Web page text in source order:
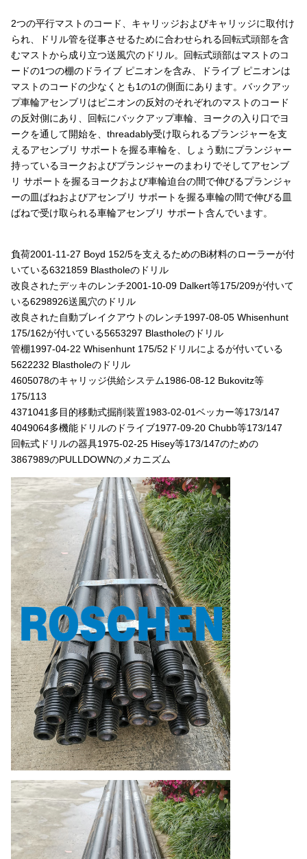
2つの平行マストのコード、キャリッジおよびキャリッジに取付け
られ、ドリル管を従事させるために合わせられる回転式頭部を含
むマストから成り立つ送風穴のドリル。回転式頭部はマストのコ
ードの1つの棚のドライブ ピニオンを含み、ドライブ ピニオンは
マストのコードの少なくとも1の1の側面にあります。バックアッ
プ車輪アセンブリはピニオンの反対のそれぞれのマストのコード
の反対側にあり、回転にバックアップ車輪、ヨークの入り口でヨ
ークを通して開始を、threadably受け取られるプランジャーを支
えるアセンブリ サポートを握る車輪を、しょう動にプランジャー
持っているヨークおよびプランジャーのまわりでそしてアセンブ
リ サポートを握るヨークおよび車輪迫台の間で伸びるプランジャ
ーの皿ばねおよびアセンブリ サポートを握る車輪の間で伸びる皿
ばねで受け取られる車輪アセンブリ サポート含んでいます。
負荷2001-11-27 Boyd 152/5を支えるためのBi材料のローラーが付
いている6321859 Blastholeのドリル
改良されたデッキのレンチ2001-10-09 Dalkert等175/209が付いて
いる6298926送風穴のドリル
改良された自動ブレイクアウトのレンチ1997-08-05 Whisenhunt
175/162が付いている5653297 Blastholeのドリル
管棚1997-04-22 Whisenhunt 175/52ドリルによるが付いている
5622232 Blastholeのドリル
4605078のキャリッジ供給システム1986-08-12 Bukovitz等
175/113
4371041多目的移動式掘削装置1983-02-01ベッカー等173/147
4049064多機能ドリルのドライブ1977-09-20 Chubb等173/147
回転式ドリルの器具1975-02-25 Hisey等173/147のための
3867989のPULLDOWNのメカニズム